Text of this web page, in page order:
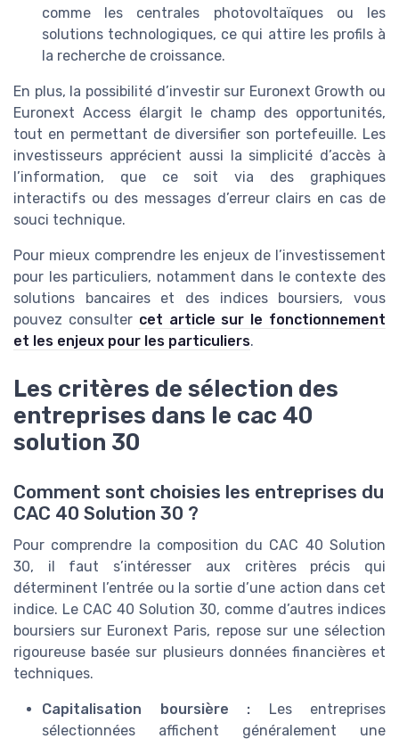
comme les centrales photovoltaïques ou les
solutions technologiques, ce qui attire les profils à
la recherche de croissance.
En plus, la possibilité d’investir sur Euronext Growth ou
Euronext Access élargit le champ des opportunités,
tout en permettant de diversifier son portefeuille. Les
investisseurs apprécient aussi la simplicité d’accès à
l’information, que ce soit via des graphiques
interactifs ou des messages d’erreur clairs en cas de
souci technique.
Pour mieux comprendre les enjeux de l’investissement
pour les particuliers, notamment dans le contexte des
solutions bancaires et des indices boursiers, vous
pouvez consulter cet article sur le fonctionnement
et les enjeux pour les particuliers.
Les critères de sélection des
entreprises dans le cac 40
solution 30
Comment sont choisies les entreprises du
CAC 40 Solution 30 ?
Pour comprendre la composition du CAC 40 Solution
30, il faut s’intéresser aux critères précis qui
déterminent l’entrée ou la sortie d’une action dans cet
indice. Le CAC 40 Solution 30, comme d’autres indices
boursiers sur Euronext Paris, repose sur une sélection
rigoureuse basée sur plusieurs données financières et
techniques.
Capitalisation boursière : Les entreprises
sélectionnées affichent généralement une